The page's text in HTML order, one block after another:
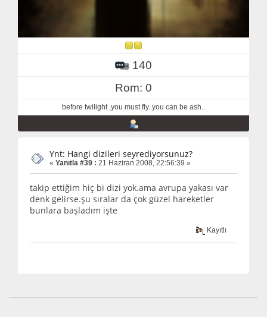
140
Rom: 0
before twilight ,you must fly..you can be ash..
Ynt: Hangi dizileri seyrediyorsunuz?
« Yanıtla #39 : 21 Haziran 2008, 22:56:39 »
takip ettiğim hiç bi dizi yok.ama avrupa yakası var
denk gelirse.şu sıralar da çok güzel hareketler
bunlara başladım işte
Kayıtlı